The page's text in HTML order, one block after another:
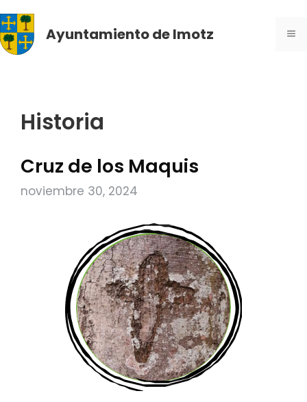
al
contenidoAyuntamiento de Imotz
Historia
Cruz de los Maquis
noviembre 30, 2024